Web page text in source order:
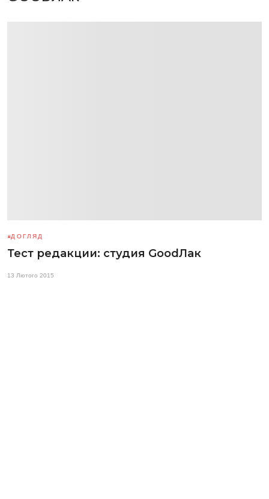
ДОГЛЯД
Тест редакции: студия GoodЛак
13 Лютого 2015